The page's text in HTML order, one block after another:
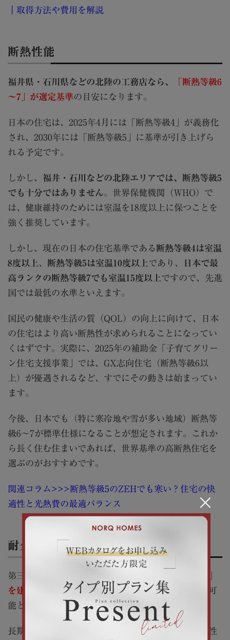
｜取得方法や費用を解説
断熱性能
福井県・石川県などの北陸の工務店なら、
「断熱等級6
～7」が選定基準の目安になります。
日本の住宅は、2025年4月には「断熱等級4」が義務化
され、2030年には「断熱等級5」に基準が引き上げら
れる予定です。
しかし、 福井・石川などの北陸エリアでは、断熱等級5
でも十分ではありません。世界保健機関（WHO）で
は、健康維持のためには室温を18度以上に保つことを
強く推奨しています。
しかし、現在の日本の住宅基準である 断熱等級4は室温
8度以上、 断熱等級5は室温10度以上 であり、
日本で最
高ランクの断熱等級7でも室温15度以上 ですので、先進
国では最低の水準といえます。
国民の健康や生活の質（QOL）の向上に向けて、日本
の住宅はより高い断熱性が求められることになってい
くはずです。実際に、2025年の補助金「子育てグリー
ン住宅支援事業」では、GX志向住宅（断熱等級6以
上）が優遇されるなど、すでにその動きは始まってい
ます。
今後、日本でも（特に寒冷地や雪が多い地域）断熱等
級6～7が標準仕様になることが想定されます。これか
ら長く住む住まいであれば、世界基準の高断熱住宅を
選ぶのがおすすめです。
関連コラム>>>断熱等級5のZEHでも寒い？住宅の快
適性と光熱費の最適バランス
耐久性能
第三者機関による審査をクリアする
を建てる工務店であれば、耐久性の高い家づくりが可
能となります。
長期優良住宅は、耐震性・断熱性・耐久性・省エネ性
×